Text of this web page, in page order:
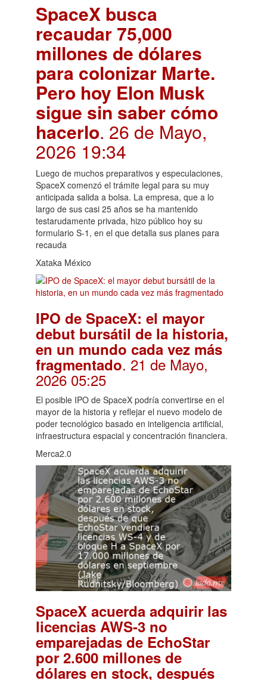
SpaceX busca
recaudar 75,000
millones de dólares
para colonizar Marte.
Pero hoy Elon Musk
sigue sin saber cómo
hacerlo. 26 de Mayo,
2026 19:34
Luego de muchos preparativos y especulaciones,
SpaceX comenzó el trámite legal para su muy
anticipada salida a bolsa. La empresa, que a lo
largo de sus casi 25 años se ha mantenido
testarudamente privada, hizo público hoy su
formulario S-1, en el que detalla sus planes para
recauda
Xataka México
IPO de SpaceX: el mayor
debut bursátil de la historia,
en un mundo cada vez más
fragmentado. 21 de Mayo,
2026 05:25
El posible IPO de SpaceX podría convertirse en el
mayor de la historia y reflejar el nuevo modelo de
poder tecnológico basado en inteligencia artificial,
infraestructura espacial y concentración financiera.
Merca2.0
SpaceX acuerda adquirir las
licencias AWS-3 no
emparejadas de EchoStar
por 2.600 millones de
dólares en stock, después